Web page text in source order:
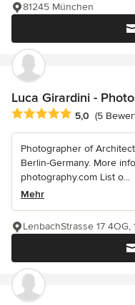
81245 München
Luca Girardini -
Durchschnittliche
5,0 (5
Photographer of
Berlin-Germany. More
photography.com List o...
Mehr
LenbachStrasse 17